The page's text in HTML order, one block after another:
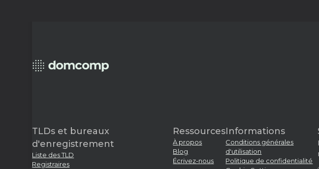
TLDs et bureaux
d'enregistrement
Liste des TLD
Registraires
Ressources
À propos
Blog
Écrivez-nous
Informations
Conditions générales
d'utilisation
Politique de confidentialité